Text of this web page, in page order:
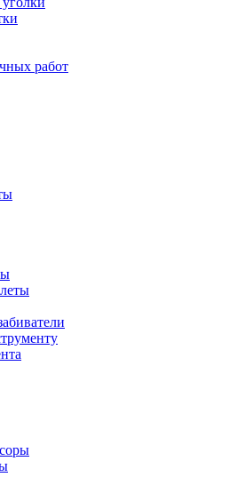
работ